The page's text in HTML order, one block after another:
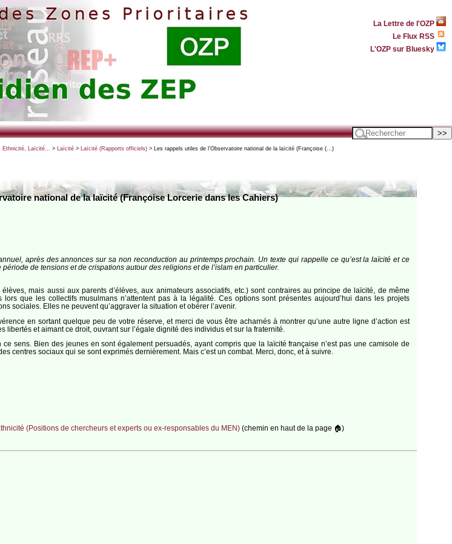
La Lettre de l'OZP
Le Flux RSS
L'OZP sur Bluesky
Ethnicité, Laïcité... > Laïcité> Laïcité (Rapports officiels)> Les rappels utiles de l’Observatoire national de la laïcité (Françoise (…)
national de la laïcité (Françoise Lorcerie dans les Cahiers)
après des annonces sur sa non reconduction au printemps prochain. Un texte qui rappelle ce qu’est la laïcité et ce
de tensions et de crispations autour des religions et de l’islam en particulier.
mais aussi aux parents d’élèves, aux animateurs associatifs, etc.) sont contraires au principe de laïcité, de même
que les collectifs musulmans n’attentent pas à la légalité. Ces options sont présentes aujourd’hui dans les projets
sociales. Elles ne peuvent qu’aggraver la situation et obérer l’avenir.
en sortant quelque peu de votre réserve, et merci de vous être acharnés à montrer qu’une autre ligne d’action est
et aimant ce droit, ouvrant sur l’égale dignité des individus et sur la fraternité.
sens. Bien des jeunes en sont également persuadés, ayant compris que la laïcité française n’est pas une camisole de
centres sociaux qui se sont exprimés dernièrement. Mais c’est un combat. Merci, donc, et à suivre.
(Positions de chercheurs et experts ou ex-responsables du MEN)(chemin en haut de la page 🏠)